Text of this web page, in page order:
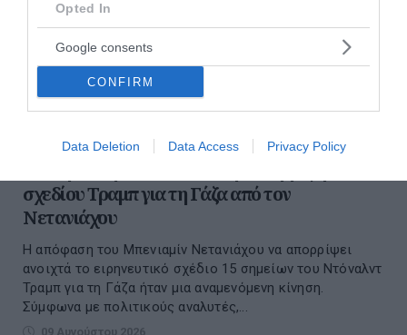
Opted In
Google consents
CONFIRM
Data Deletion Data Access Privacy Policy
σχεδίου Τραμπ για τη Γάζα από τον
Νετανιάχου
Η απόφαση του Μπενιαμίν Νετανιάχου να απορρίψει
ανοιχτά το ειρηνευτικό σχέδιο 15 σημείων του Ντόναλντ
Τραμπ για τη Γάζα ήταν μια αναμενόμενη κίνηση.
Σύμφωνα με πολιτικούς αναλυτές,...
09 Αυγούστου 2026